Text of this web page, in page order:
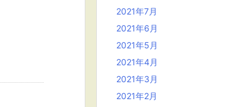
2021年7月
2021年6月
2021年5月
2021年4月
2021年3月
2021年2月